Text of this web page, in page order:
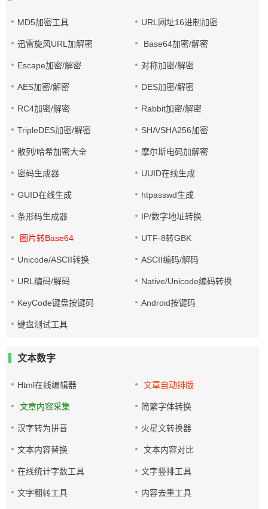
MD5加密工具 URL网址16进制加密
迅雷旋风URL加解密 Base64加密/解密
Escape加密/解密 对称加密/解密
AES加密/解密 DES加密/解密
RC4加密/解密 Rabbit加密/解密
TripleDES加密/解密 SHA/SHA256加密
散列/哈希加密大全 摩尔斯电码加解密
密码生成器 UUID在线生成
GUID在线生成 htpasswd生成
条形码生成器 IP/数字地址转换
图片转Base64 UTF-8转GBK
Unicode/ASCII转换 ASCII编码/解码
URL编码/解码 Native/Unicode编码转换
KeyCode键盘按键码 Android按键码
键盘测试工具
文本数字
Html在线编辑器 文章自动排版
文章内容采集 简繁字体转换
汉字转为拼音 火星文转换器
文本内容替换 文本内容对比
在线统计字数工具 文字竖排工具
文字翻转工具 内容去重工具